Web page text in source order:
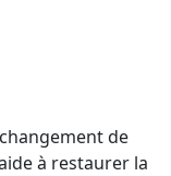
de
à restaurer la